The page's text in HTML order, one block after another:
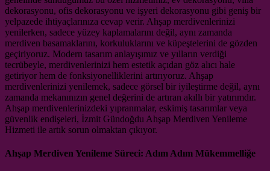
dekorasyonu, ofis dekorasyonu ve işyeri dekorasyonu gibi geniş bir
yelpazede ihtiyaçlarınıza cevap verir. Ahşap merdivenlerinizi
yenilerken, sadece yüzey kaplamalarını değil, aynı zamanda
merdiven basamaklarını, korkuluklarını ve küpeştelerini de gözden
geçiriyoruz. Modern tasarım anlayışımız ve yılların verdiği
tecrübeyle, merdivenlerinizi hem estetik açıdan göz alıcı hale
getiriyor hem de fonksiyonelliklerini artırıyoruz. Ahşap
merdivenlerinizi yenilemek, sadece görsel bir iyileştirme değil, aynı
zamanda mekanınızın genel değerini de artıran akıllı bir yatırımdır.
Ahşap merdivenlerinizdeki yıpranmalar, eskimiş tasarımlar veya
güvenlik endişeleri, İzmit Gündoğdu Ahşap Merdiven Yenileme
Hizmeti ile artık sorun olmaktan çıkıyor.
Ahşap Merdiven Yenileme Süreci: Adım Adım Mükemmelliğe